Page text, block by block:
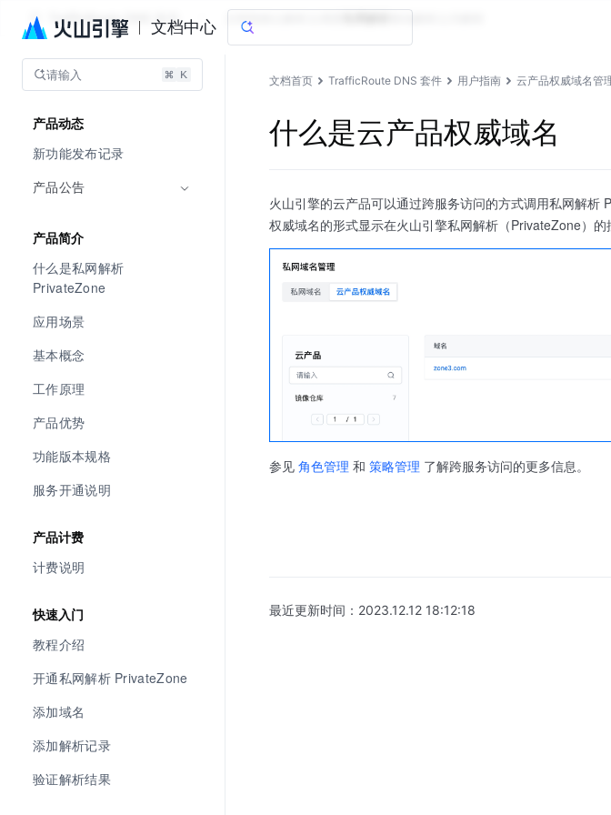
文档中心
TrafficRoute DNS 套件 文档指南
请输入
产品动态
新功能发布记录
产品公告
产品简介
什么是私网解析
PrivateZone
应用场景
基本概念
工作原理
产品优势
功能版本规格
服务开通说明
产品计费
计费说明
快速入门
教程介绍
开通私网解析 PrivateZone
添加域名
添加解析记录
验证解析结果
文档首页 TrafficRoute DNS 套件 用户指南 云产品权威域名管
什么是云产品权威域名
火山引擎的云产品可以通过跨服务访问的方式调用私网解
权威域名的形式显示在火山引擎私网解析（PrivateZone）
参见 角色管理 和 策略管理 了解跨服务访问的更多信息。
最近更新时间： 2023.12.12 18:12:18